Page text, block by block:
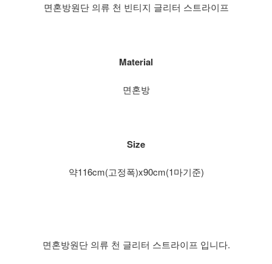
면혼방원단 의류 천 빈티지 글리터 스트라이프
Material
면혼방
Size
약116cm(고정폭)x90cm(1마기준)
면혼방원단 의류 천 글리터 스트라이프 입니다.